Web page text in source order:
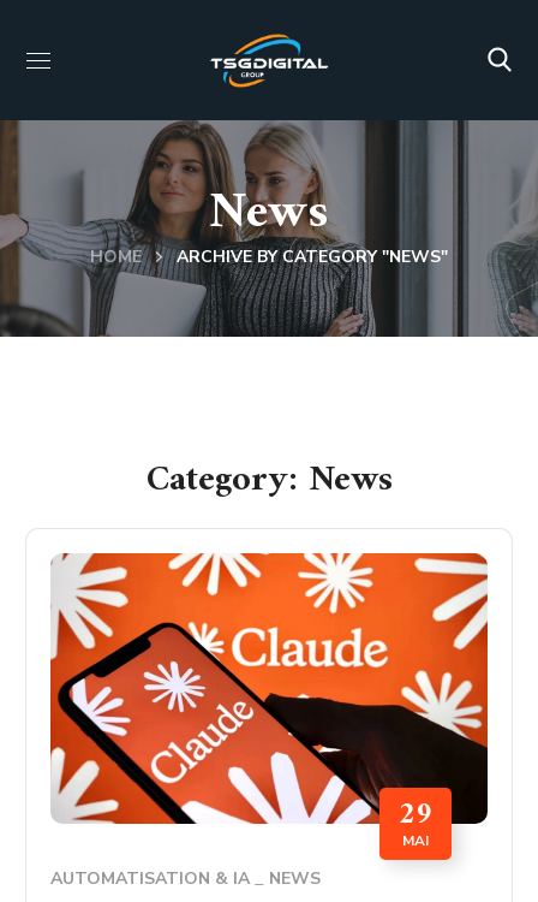
News
HOME ARCHIVE BY CATEGORY "NEWS"
Category: News
29
MAI
AUTOMATISATION & IA NEWS